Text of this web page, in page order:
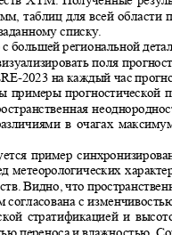
таблиц для всей области
списку.
с большей региональной
поля
2023 на каждый час
примеры
в очагах
пример
метеорологических
Видно, что
согласована с
стратификацией и